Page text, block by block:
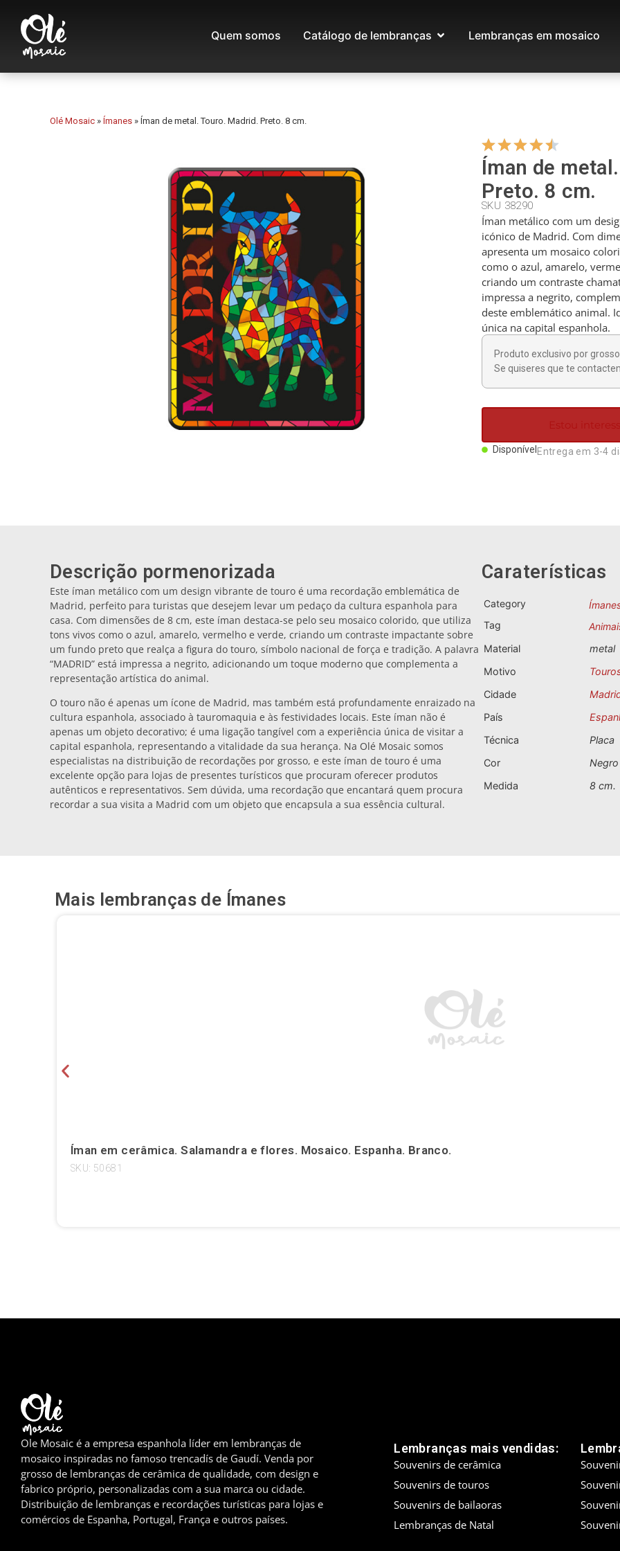
Quem somos Catálogo de lembranças Lembranças em mosaico
Olé Mosaic » Ímanes » Íman de metal. Touro. Madrid. Preto. 8 cm.
Íman de
Preto. 8 cm.
SKU 38290
Íman metálico com um
icónico de Madrid. Com
apresenta um mosaico
como o azul, amarelo,
criando um contraste
impressa a negrito,
deste emblemático animal.
única na capital espanhola.
Produto exclusivo por grosso
Se quiseres que te
Estou
Disponível Entrega em 3-4
Descrição pormenorizada
Este íman metálico com um design vibrante de touro é uma recordação emblemática de
Madrid, perfeito para turistas que desejem levar um pedaço da cultura espanhola para
casa. Com dimensões de 8 cm, este íman destaca-se pelo seu mosaico colorido, que utiliza
tons vivos como o azul, amarelo, vermelho e verde, criando um contraste impactante sobre
um fundo preto que realça a figura do touro, símbolo nacional de força e tradição. A palavra
“MADRID” está impressa a negrito, adicionando um toque moderno que complementa a
representação artística do animal.
O touro não é apenas um ícone de Madrid, mas também está profundamente enraizado na
cultura espanhola, associado à tauromaquia e às festividades locais. Este íman não é
apenas um objeto decorativo; é uma ligação tangível com a experiência única de visitar a
capital espanhola, representando a vitalidade da sua herança. Na Olé Mosaic somos
especialistas na distribuição de recordações por grosso, e este íman de touro é uma
excelente opção para lojas de presentes turísticos que procuram oferecer produtos
autênticos e representativos. Sem dúvida, uma recordação que encantará quem procura
recordar a sua visita a Madrid com um objeto que encapsula a sua essência cultural.
Caraterísticas
Category
Tag
Material
metal
Motivo
Cidade
País
Técnica
Placa
Cor
Negro
Medida
8 cm.
Mais lembranças de Ímanes
Íman em cerâmica. Salamandra e flores. Mosaico. Espanha. Branco.
SKU: 50681
Ole Mosaic é a empresa espanhola líder em lembranças de
mosaico inspiradas no famoso trencadís de Gaudí. Venda por
grosso de lembranças de cerâmica de qualidade, com design e
fabrico próprio, personalizadas com a sua marca ou cidade.
Distribuição de lembranças e recordações turísticas para lojas e
comércios de Espanha, Portugal, França e outros países.
Lembranças mais vendidas:
Souvenirs de cerâmica
Souvenirs de touros
Souvenirs de bailaoras
Lembranças de Natal